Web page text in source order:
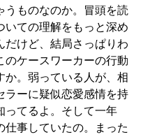
うものなのか。冒頭を読
いての理解をもっと深め
だけど、結局さっぱりわ
のケースワーカーの行動
か。弱っている人が、相
ラーに疑似恋愛感情を持
ってるよ。そして一年
仕事していたの。まった